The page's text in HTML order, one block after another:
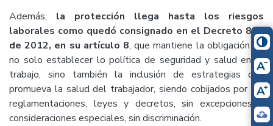
Además, la protección llega hasta los riesgos
laborales como quedó consignado en el Decreto 884
de 2012, en su artículo 8, que mantiene la obligación de
no solo establecer lo política de seguridad y salud en el
trabajo, sino también la inclusión de estrategias que
promueva la salud del trabajador, siendo cobijados por las
reglamentaciones, leyes y decretos, sin excepciones o
consideraciones especiales, sin discriminación.